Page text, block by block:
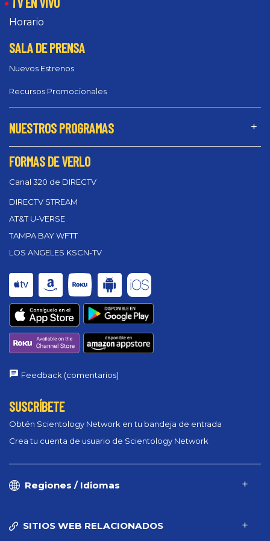
Horario
SALA DE PRENSA
Nuevos Estrenos
Recursos Promocionales
NUESTROS PROGRAMAS
FORMAS DE VERLO
Canal 320 de DIRECTV
DIRECTV STREAM
AT&T U-VERSE
TAMPA BAY WFTT
LOS ANGELES KSCN-TV
Feedback (comentarios)
SUSCRÍBETE
Obtén Scientology Network en tu bandeja de entrada
Crea tu cuenta de usuario de Scientology Network
Regiones / Idiomas
SITIOS WEB RELACIONADOS